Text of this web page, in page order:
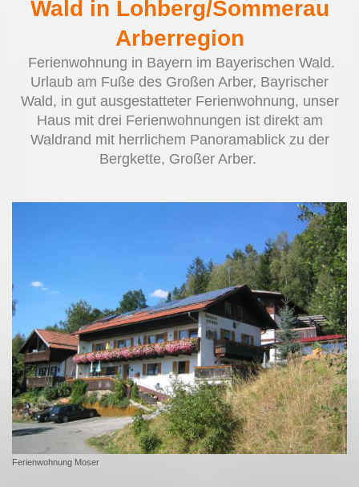
Wald in Lohberg/Sommerau
Arberregion
Ferienwohnung in Bayern im Bayerischen Wald.
Urlaub am Fuße des Großen Arber, Bayrischer
Wald, in gut ausgestatteter Ferienwohnung, unser
Haus mit drei Ferienwohnungen ist direkt am
Waldrand mit herrlichem Panoramablick zu der
Bergkette, Großer Arber.
Ferienwohnung Moser